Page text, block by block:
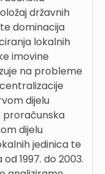
državnih
dominacija
lokalnih
imovine
na probleme
dijelu
proračunska
dijelu
jedinica te
1997. do 2003.